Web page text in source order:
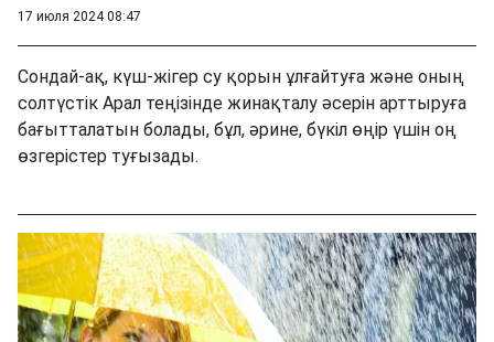
17 июля 2024 08:47
Сондай-ақ, күш-жігер су қорын ұлғайтуға және оның
солтүстік Арал теңізінде жинақталу әсерін арттыруға
бағытталатын болады, бұл, әрине, бүкіл өңір үшін оң
өзгерістер туғызады.